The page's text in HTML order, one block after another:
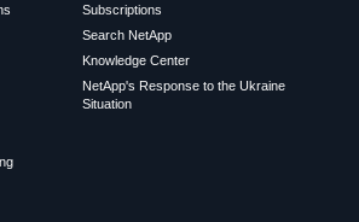
Subscriptions
Search NetApp
Knowledge Center
NetApp's Response to the Ukraine
Situation